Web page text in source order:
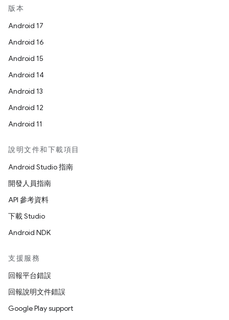
版本
Android 17
Android 16
Android 15
Android 14
Android 13
Android 12
Android 11
說明文件和下載項目
Android Studio 指南
開發人員指南
API 參考資料
下載 Studio
Android NDK
支援服務
回報平台錯誤
回報說明文件錯誤
Google Play support